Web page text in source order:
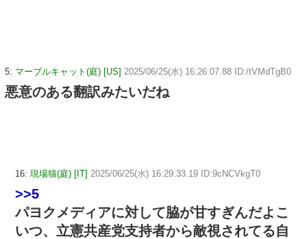
5: マーブルキャット(庭) [US] 2025/06/25(水) 16:26:07.88 ID:/tVMdTgB0
悪意のある翻訳みたいだね
16: 現場猫(庭) [IT] 2025/06/25(水) 16:29:33.19 ID:9cNCVkgT0
>>5
パヨクメディアに対して脇が甘すぎんだよこ
いつ、立憲共産党支持者から敵視されてる自